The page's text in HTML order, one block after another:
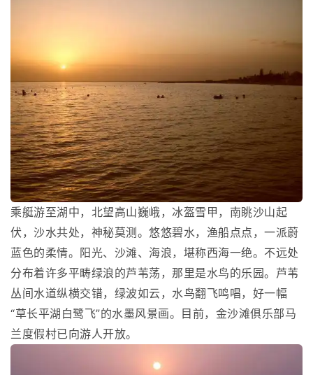
乘艇游至湖中，北望高山巍峨，冰盔雪甲，南眺沙山起
伏，沙水共处，神秘莫测。悠悠碧水，渔船点点，一派蔚
蓝色的柔情。阳光、沙滩、海浪，堪称西海一绝。不远处
分布着许多平畴绿浪的芦苇荡，那里是水鸟的乐园。芦苇
丛间水道纵横交错，绿波如云，水鸟翻飞鸣唱，好一幅
“草长平湖白鹭飞”的水墨风景画。目前，金沙滩俱乐部马
兰度假村已向游人开放。